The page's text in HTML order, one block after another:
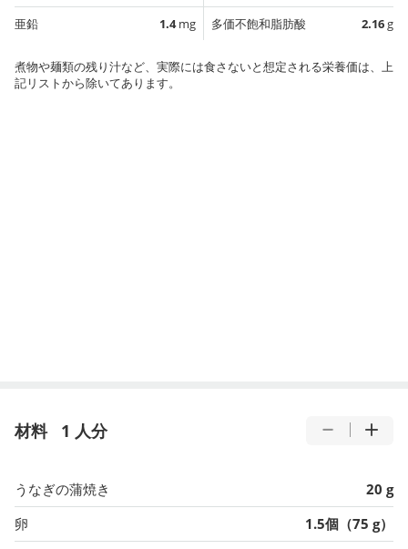
亜鉛
1.4mg
多価不飽和脂肪酸
2.16g
煮物や麺類の残り汁など、実際には食さないと想定される栄養価は、上
記リストから除いてあります。
材料 1 人分
うなぎの蒲焼き
20 g
卵
1.5個（75 g）